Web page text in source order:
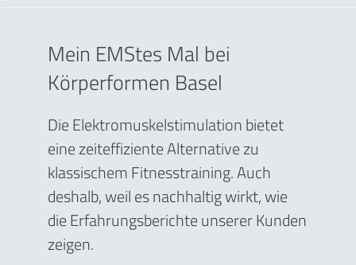
Mein EMStes Mal bei
Körperformen Basel
Die Elektromuskelstimulation bietet
eine zeiteffiziente Alternative zu
klassischem Fitnesstraining. Auch
deshalb, weil es nachhaltig wirkt, wie
die Erfahrungsberichte unserer Kunden
zeigen.